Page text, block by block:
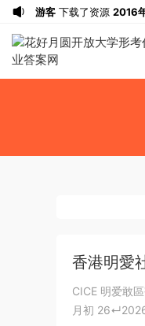
香港明愛
CICE 明爱敢區害院 Caritas
月初
游客 下载了资源 2016
员考试《行测》真题（A
解析
游客下载了资源2016
试《行测》真题（下半
游客下载了资源
2021
《申论》题（河南乡镇
游客下载了资源2017
《行测》三卷答案及解
u*******签到打卡，
考试《申论》真题卷及
下载了资源2009
（A卷）真题及参考答案
u*******签到打卡，
u*******签到打卡，获